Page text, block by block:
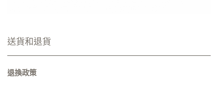
送貨和退貨
退換政策